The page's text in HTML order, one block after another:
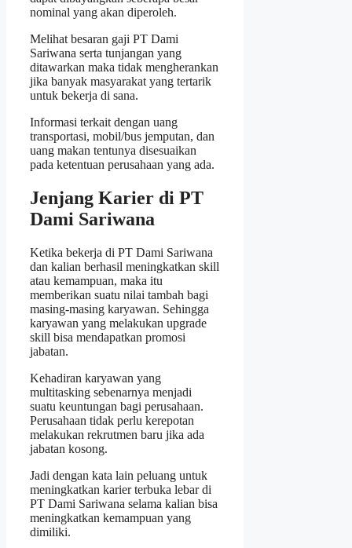
nominal yang akan diperoleh.
Melihat besaran gaji PT Dami
Sariwana serta tunjangan yang
ditawarkan maka tidak mengherankan
jika banyak masyarakat yang tertarik
untuk bekerja di sana.
Informasi terkait dengan uang
transportasi, mobil/bus jemputan, dan
uang makan tentunya disesuaikan
pada ketentuan perusahaan yang ada.
Jenjang Karier di PT
Dami Sariwana
Ketika bekerja di PT Dami Sariwana
dan kalian berhasil meningkatkan skill
atau kemampuan, maka itu
memberikan suatu nilai tambah bagi
masing-masing karyawan. Sehingga
karyawan yang melakukan upgrade
skill bisa mendapatkan promosi
jabatan.
Kehadiran karyawan yang
multitasking sebenarnya menjadi
suatu keuntungan bagi perusahaan.
Perusahaan tidak perlu kerepotan
melakukan rekrutmen baru jika ada
jabatan kosong.
Jadi dengan kata lain peluang untuk
meningkatkan karier terbuka lebar di
PT Dami Sariwana selama kalian bisa
meningkatkan kemampuan yang
dimiliki.